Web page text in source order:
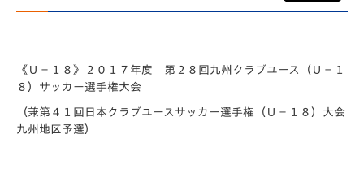
《Ｕ－１８》２０１７年度 第２８回九州クラブユース（Ｕ－１
８）サッカー選手権大会
（兼第４１回日本クラブユースサッカー選手権（Ｕ－１８）大会
九州地区予選）